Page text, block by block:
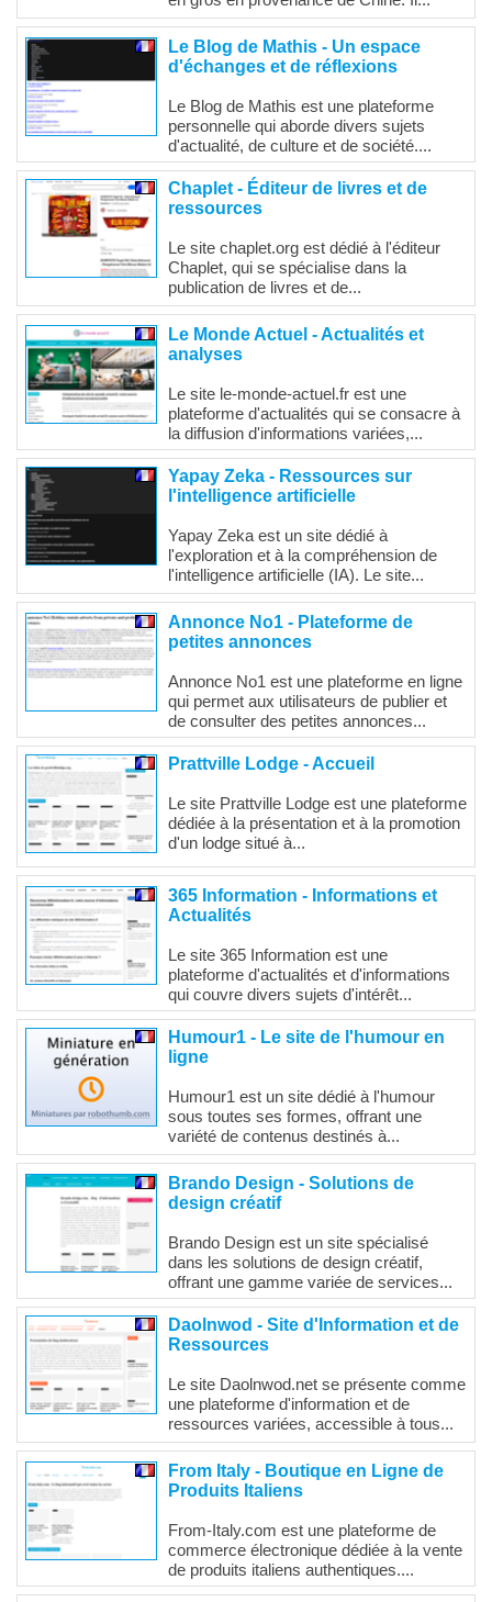
Le Blog de Mathis - Un espace
d'échanges et de réflexions
Le Blog de Mathis est une plateforme
personnelle qui aborde divers sujets
d'actualité, de culture et de société....
Chaplet - Éditeur de livres et de
ressources
Le site chaplet.org est dédié à l'éditeur
Chaplet, qui se spécialise dans la
publication de livres et de...
Le Monde Actuel - Actualités et
analyses
Le site le-monde-actuel.fr est une
plateforme d'actualités qui se consacre à
la diffusion d'informations variées,...
Yapay Zeka - Ressources sur
l'intelligence artificielle
Yapay Zeka est un site dédié à
l'exploration et à la compréhension de
l'intelligence artificielle (IA). Le site...
Annonce No1 - Plateforme de
petites annonces
Annonce No1 est une plateforme en ligne
qui permet aux utilisateurs de publier et
de consulter des petites annonces...
Prattville Lodge - Accueil
Le site Prattville Lodge est une plateforme
dédiée à la présentation et à la promotion
d'un lodge situé à...
365 Information - Informations et
Actualités
Le site 365 Information est une
plateforme d'actualités et d'informations
qui couvre divers sujets d'intérêt...
Humour1 - Le site de l'humour en
ligne
Humour1 est un site dédié à l'humour
sous toutes ses formes, offrant une
variété de contenus destinés à...
Brando Design - Solutions de
design créatif
Brando Design est un site spécialisé
dans les solutions de design créatif,
offrant une gamme variée de services...
Daolnwod - Site d'Information et de
Ressources
Le site Daolnwod.net se présente comme
une plateforme d'information et de
ressources variées, accessible à tous...
From Italy - Boutique en Ligne de
Produits Italiens
From-Italy.com est une plateforme de
commerce électronique dédiée à la vente
de produits italiens authentiques....